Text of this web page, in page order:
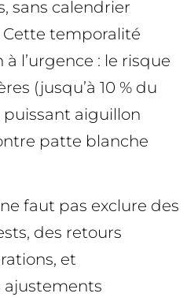
sans calendrier
Cette temporalité
à l’urgence : le risque
(jusqu’à 10 % du
puissant aiguillon
patte blanche
faut pas exclure des
des retours
et